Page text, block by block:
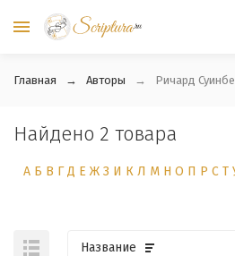
Главная Авторы Ричард
Найдено 2 товара
А Б В Г Д Е Ж З И К Л М Н О П Р С Т
Название